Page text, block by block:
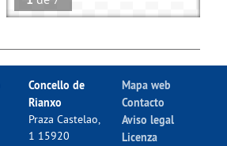
Concello de
Rianxo
Praza Castelao,
1 15920
Mapa web
Contacto
Aviso legal
Licenza